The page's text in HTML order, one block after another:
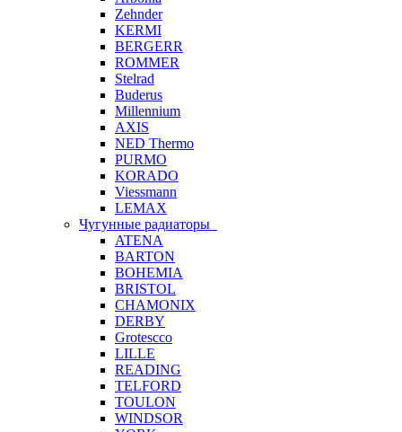
Zehnder
KERMI
BERGERR
ROMMER
Stelrad
Buderus
Millennium
AXIS
NED Thermo
PURMO
KORADO
Viessmann
LEMAX
Чугунные радиаторы
ATENA
BARTON
BOHEMIA
BRISTOL
CHAMONIX
DERBY
Grotescco
LILLE
READING
TELFORD
TOULON
WINDSOR